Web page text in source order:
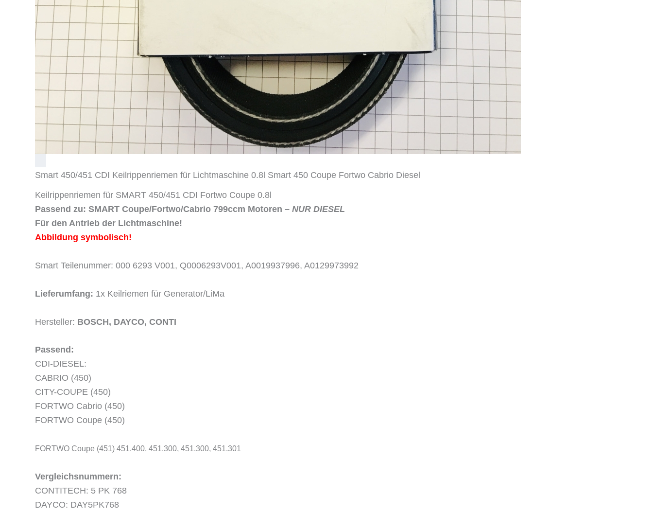
Smart 450/451 CDI Keilrippenriemen für Lichtmaschine 0.8l Smart 450 Coupe Fortwo Cabrio Diesel
Keilrippenriemen für SMART 450/451 CDI Fortwo Coupe 0.8l
Passend zu: SMART Coupe/Fortwo/Cabrio 799ccm Motoren – NUR DIESEL
Für den Antrieb der Lichtmaschine!
Abbildung symbolisch!
Smart Teilenummer: 000 6293 V001, Q0006293V001, A0019937996, A0129973992
Lieferumfang: 1x Keilriemen für Generator/LiMa
Hersteller: BOSCH, DAYCO, CONTI
Passend:
CDI-DIESEL:
CABRIO (450)
CITY-COUPE (450)
FORTWO Cabrio (450)
FORTWO Coupe (450)
FORTWO Coupe (451) 451.400, 451.300, 451.300, 451.301
Vergleichsnummern:
CONTITECH: 5 PK 768
DAYCO: DAY5PK768